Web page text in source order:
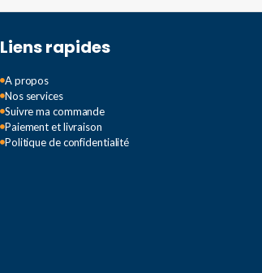
Liens rapides
A propos
Nos services
Suivre ma commande
Paiement et livraison
Politique de confidentialité